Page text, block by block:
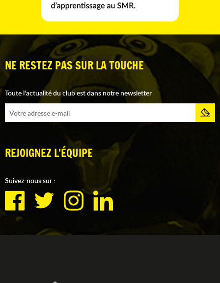
NE RESTEZ PAS SUR LA TOUCHE
Toute l'actualité du club est dans notre newsletter
REJOIGNEZ L'ÉQUIPE
Suivez-nous sur :